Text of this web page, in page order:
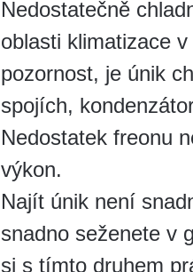
Nedostatečně
oblasti klimatizace
pozornost, je únik
spojích,
Nedostatek freonu
výkon.
Najít únik není
snadno seženete v
si s tímto druhem